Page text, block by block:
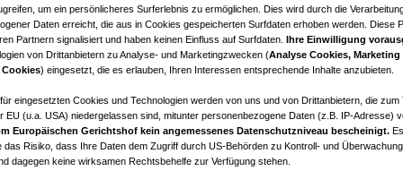
zur Verfügung.
unsere alternativen Angebote.
GARTENWOHNUNG I 2 ZIMMER + TIEFGARAGE |
TERRASSE | CA 55 QM I ROTO IMMOBILIEN
um ein persönlicheres Surferlebnis zu ermöglichen. Dies wird durch die
Daten erreicht, die aus in Cookies gespeicherten Surfdaten erhoben werden. Diese
Partnern signalisiert und haben keinen Einfluss auf Surfdaten.
Ihre Einwilligung
von Drittanbietern zu Analyse- und Marketingzwecken (Analyse Cookies, Marketing
) eingesetzt, die es erlauben, Ihren Interessen entsprechende Inhalte anzubieten.
eingesetzten Cookies und Technologien werden von uns und von Drittanbietern, die zum
EU (u.a. USA) niedergelassen sind, mitunter personenbezogene Daten (z.B. IP-Adresse)
Europäischen Gerichtshof kein angemessenes Datenschutzniveau bescheinigt.
das Risiko, dass Ihre Daten dem Zugriff durch US-Behörden zu Kontroll- und
dagegen keine wirksamen Rechtsbehelfe zur Verfügung stehen.